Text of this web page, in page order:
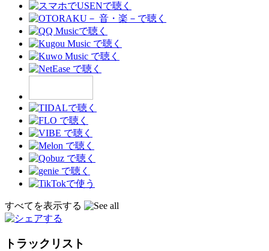
すべてを表示する
トラックリスト